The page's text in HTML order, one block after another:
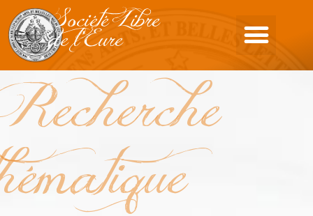
Société Libre
de l'Eure